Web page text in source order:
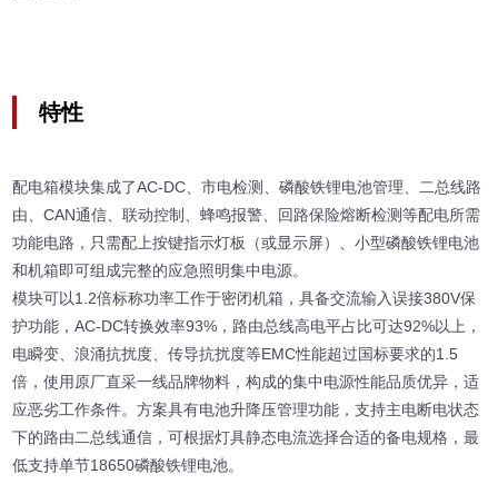
特性
配电箱模块集成了AC-DC、市电检测、磷酸铁锂电池管理、二总线路
由、CAN通信、联动控制、蜂鸣报警、回路保险熔断检测等配电所需
功能电路，只需配上按键指示灯板（或显示屏）、小型磷酸铁锂电池
和机箱即可组成完整的应急照明集中电源。
模块可以1.2倍标称功率工作于密闭机箱，具备交流输入误接380V保
护功能，AC-DC转换效率93%，路由总线高电平占比可达92%以上，
电瞬变、浪涌抗扰度、传导抗扰度等EMC性能超过国标要求的1.5
倍，使用原厂直采一线品牌物料，构成的集中电源性能品质优异，适
应恶劣工作条件。方案具有电池升降压管理功能，支持主电断电状态
下的路由二总线通信，可根据灯具静态电流选择合适的备电规格，最
低支持单节18650磷酸铁锂电池。